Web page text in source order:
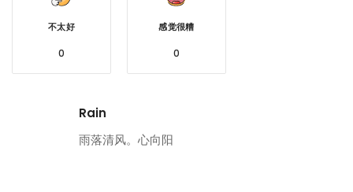
不太好
0
感觉很糟
0
Rain
雨落清风。心向阳